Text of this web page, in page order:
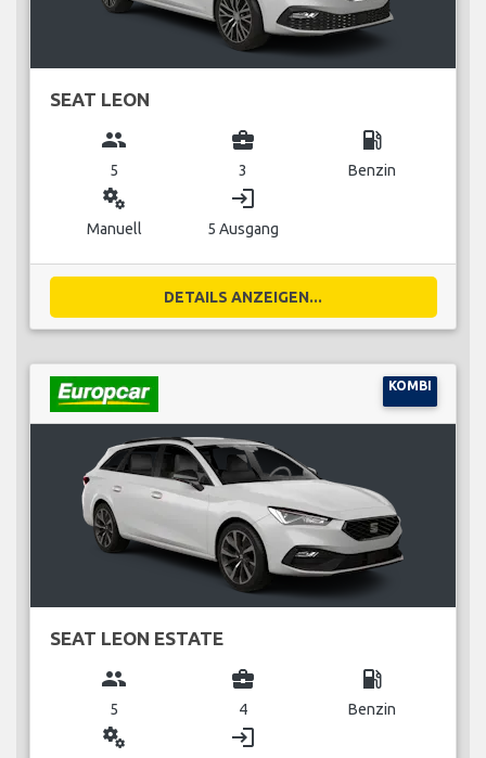
SEAT LEON
group
5
business_center
3
local_gas_station
Benzin
miscellaneous_services
Manuell
login
5 Ausgang
DETAILS ANZEIGEN...
KOMBI
SEAT LEON ESTATE
group
5
business_center
4
local_gas_station
Benzin
miscellaneous_services login